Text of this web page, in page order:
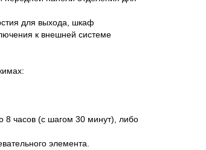
для выхода, шкаф
к внешней системе
8 часов (с шагом 30 минут), либо
элемента.